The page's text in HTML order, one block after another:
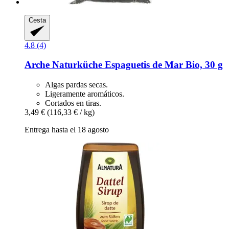
Cesta
4.8 (4)
Arche Naturküche Espaguetis de Mar Bio, 30 g
Algas pardas secas.
Ligeramente aromáticos.
Cortados en tiras.
3,49 € (116,33 € / kg)
Entrega hasta el 18 agosto